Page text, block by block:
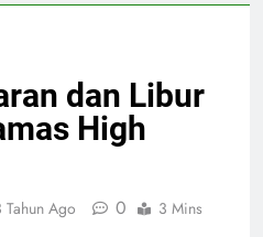
dan Libur
High
Tahun Ago 0 3 Mins